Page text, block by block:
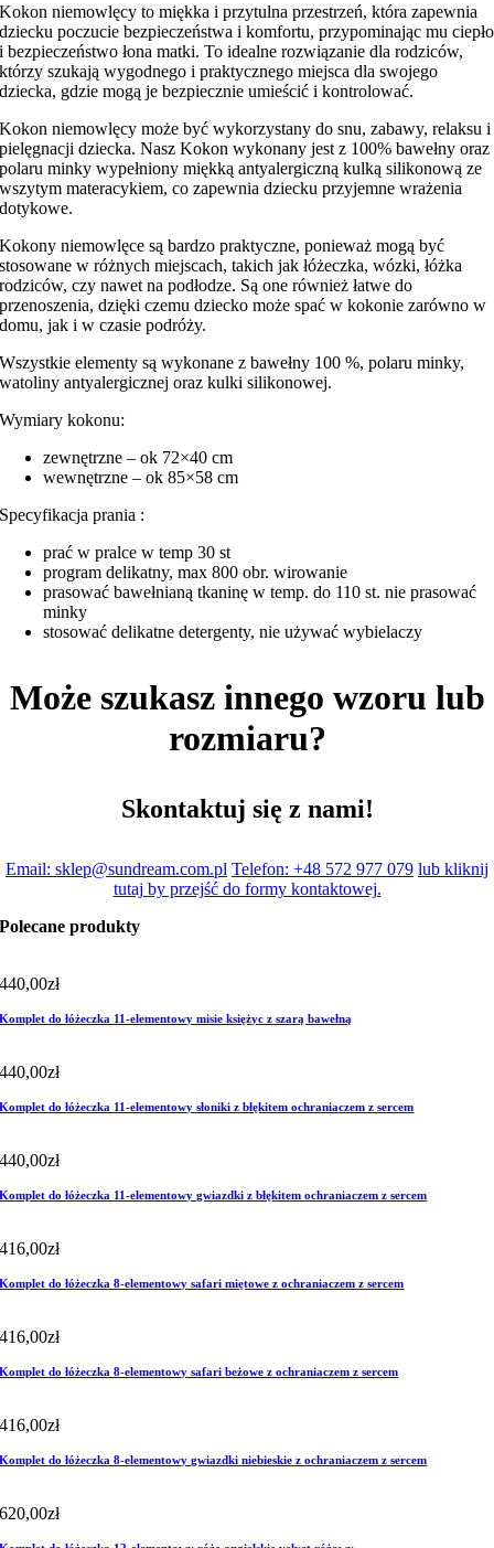
Kokon niemowlęcy to miękka i przytulna przestrzeń, która zapewnia
dziecku poczucie bezpieczeństwa i komfortu, przypominając mu ciepło
i bezpieczeństwo łona matki. To idealne rozwiązanie dla rodziców,
którzy szukają wygodnego i praktycznego miejsca dla swojego
dziecka, gdzie mogą je bezpiecznie umieścić i kontrolować.
Kokon niemowlęcy może być wykorzystany do snu, zabawy, relaksu i
pielęgnacji dziecka. Nasz Kokon wykonany jest z 100% bawełny oraz
polaru minky wypełniony miękką antyalergiczną kulką silikonową ze
wszytym materacykiem, co zapewnia dziecku przyjemne wrażenia
dotykowe.
Kokony niemowlęce są bardzo praktyczne, ponieważ mogą być
stosowane w różnych miejscach, takich jak łóżeczka, wózki, łóżka
rodziców, czy nawet na podłodze. Są one również łatwe do
przenoszenia, dzięki czemu dziecko może spać w kokonie zarówno w
domu, jak i w czasie podróży.
Wszystkie elementy są wykonane z bawełny 100 %, polaru minky,
watoliny antyalergicznej oraz kulki silikonowej.
Wymiary kokonu:
zewnętrzne – ok 72×40 cm
wewnętrzne – ok 85×58 cm
Specyfikacja prania :
prać w pralce w temp 30 st
program delikatny, max 800 obr. wirowanie
prasować bawełnianą tkaninę w temp. do 110 st. nie prasować
minky
stosować delikatne detergenty, nie używać wybielaczy
Może szukasz innego wzoru lub
rozmiaru?
Skontaktuj się z nami!
Email: sklep@sundream.com.pl Telefon: +48 572 977 079 lub kliknij
tutaj by przejść do formy kontaktowej.
Polecane produkty
440,00zł
Komplet do łóżeczka 11-elementowy misie księżyc z szarą bawełną
440,00zł
Komplet do łóżeczka 11-elementowy słoniki z błękitem ochraniaczem z sercem
440,00zł
Komplet do łóżeczka 11-elementowy gwiazdki z błękitem ochraniaczem z sercem
416,00zł
Komplet do łóżeczka 8-elementowy safari miętowe z ochraniaczem z sercem
416,00zł
Komplet do łóżeczka 8-elementowy safari beżowe z ochraniaczem z sercem
416,00zł
Komplet do łóżeczka 8-elementowy gwiazdki niebieskie z ochraniaczem z sercem
620,00zł